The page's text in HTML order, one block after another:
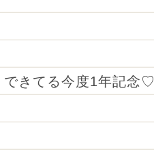
できてる今度1年記念♡